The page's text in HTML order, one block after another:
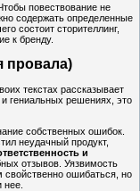
повествование не
содержать определенные
состоит сторителлинг,
к бренду.
провала)
текстах рассказывает
гениальных решениях, это
собственных ошибок.
неудачный продукт,
и
отзывов. Уязвимость
свойственно ошибаться, но
нее.